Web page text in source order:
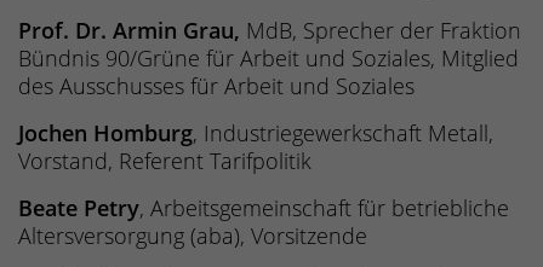
Prof. Dr. Armin Grau, MdB, Sprecher der Fraktion
Bündnis 90/Grüne für Arbeit und Soziales, Mitglied
des Ausschusses für Arbeit und Soziales
Jochen Homburg, Industriegewerkschaft Metall,
Vorstand, Referent Tarifpolitik
Beate Petry, Arbeitsgemeinschaft für betriebliche
Altersversorgung (aba), Vorsitzende